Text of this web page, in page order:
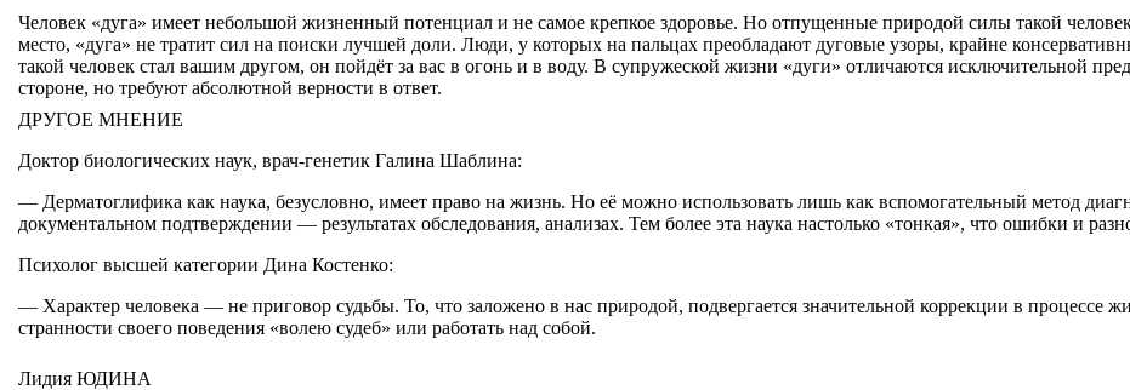
Человек «дуга» имеет небольшой жизненный потенциал и не самое крепкое здоровье. Но отпущенные природой силы такой
место, «дуга» не тратит сил на поиски лучшей доли. Люди, у которых на пальцах преобладают дуговые узоры, крайне
такой человек стал вашим другом, он пойдёт за вас в огонь и в воду. В супружеской жизни «дуги» отличаются исключительной
стороне, но требуют абсолютной верности в ответ.
ДРУГОЕ МНЕНИЕ
Доктор биологических наук, врач-генетик Галина Шаблина:
— Дерматоглифика как наука, безусловно, имеет право на жизнь. Но её можно использовать лишь как вспомогательный метод
документальном подтверждении — результатах обследования, анализах. Тем более эта наука настолько «тонкая», что ошибки и
Психолог высшей категории Дина Костенко:
— Характер человека — не приговор судьбы. То, что заложено в нас природой, подвергается значительной коррекции в процессе
странности своего поведения «волею судеб» или работать над собой.
Лидия ЮДИНА